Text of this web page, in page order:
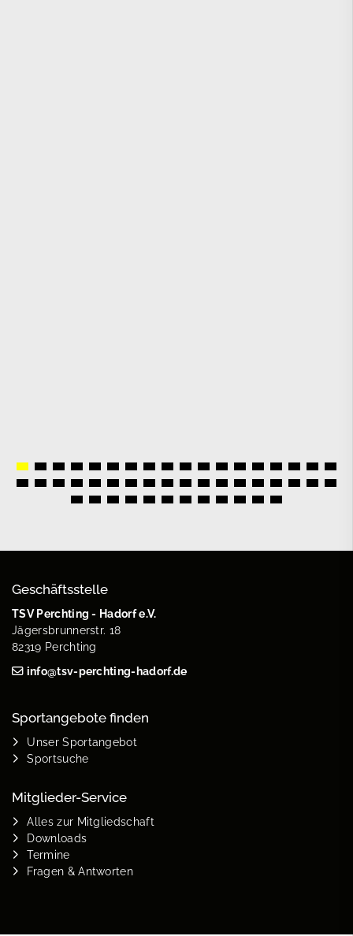
Geschäftsstelle
TSV Perchting - Hadorf e.V.
Jägersbrunnerstr. 18
82319 Perchting
info@tsv-perchting-hadorf.de
Sportangebote finden
Unser Sportangebot
Sportsuche
Mitglieder-Service
Alles zur Mitgliedschaft
Downloads
Termine
Fragen & Antworten